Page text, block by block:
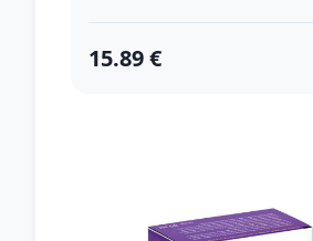
15.89 €